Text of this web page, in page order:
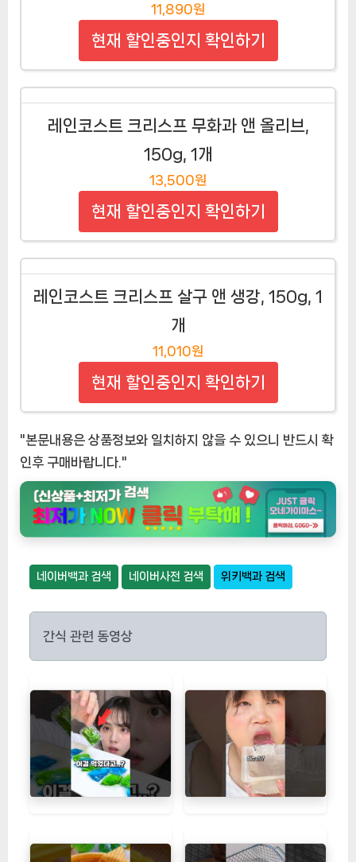
11,890원
현재 할인중인지 확인하기
레인코스트 크리스프 무화과 앤 올리브,
150g, 1개
13,500원
현재 할인중인지 확인하기
레인코스트 크리스프 살구 앤 생강, 150g, 1
개
11,010원
현재 할인중인지 확인하기
"본문내용은 상품정보와 일치하지 않을 수 있으니 반드시 확
인후 구매바랍니다."
네이버백과 검색 네이버사전 검색 위키백과 검색
간식 관련 동영상